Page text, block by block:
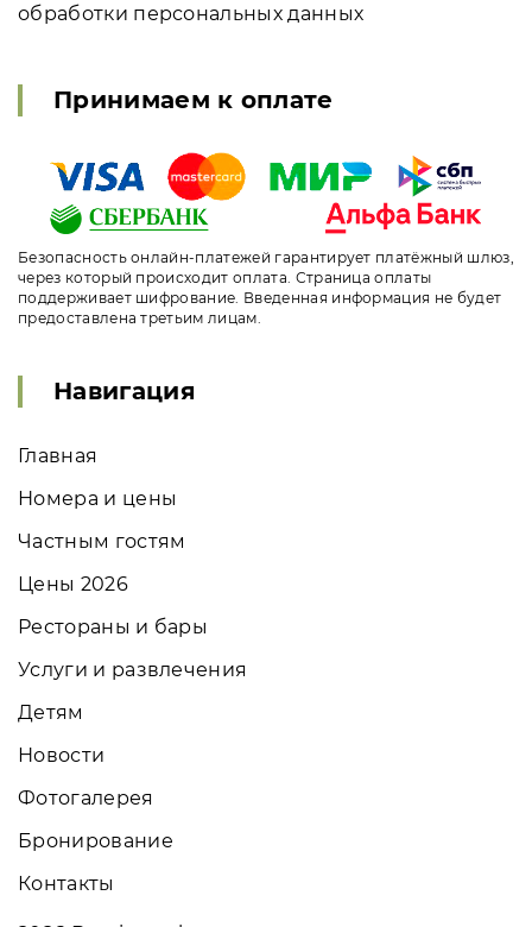
обработки персональных данных
Принимаем к оплате
Безопасность онлайн-платежей гарантирует платёжный шлюз,
через который происходит оплата. Страница оплаты
поддерживает шифрование. Введенная информация не будет
предоставлена третьим лицам.
Навигация
Главная
Номера и цены
Частным гостям
Цены 2026
Рестораны и бары
Услуги и развлечения
Детям
Новости
Фотогалерея
Бронирование
Контакты